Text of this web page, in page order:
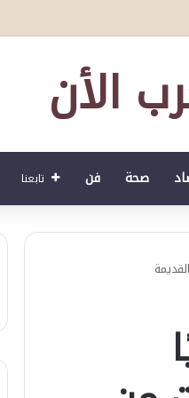
الكشري”
الأن
صحة فن تابعنا